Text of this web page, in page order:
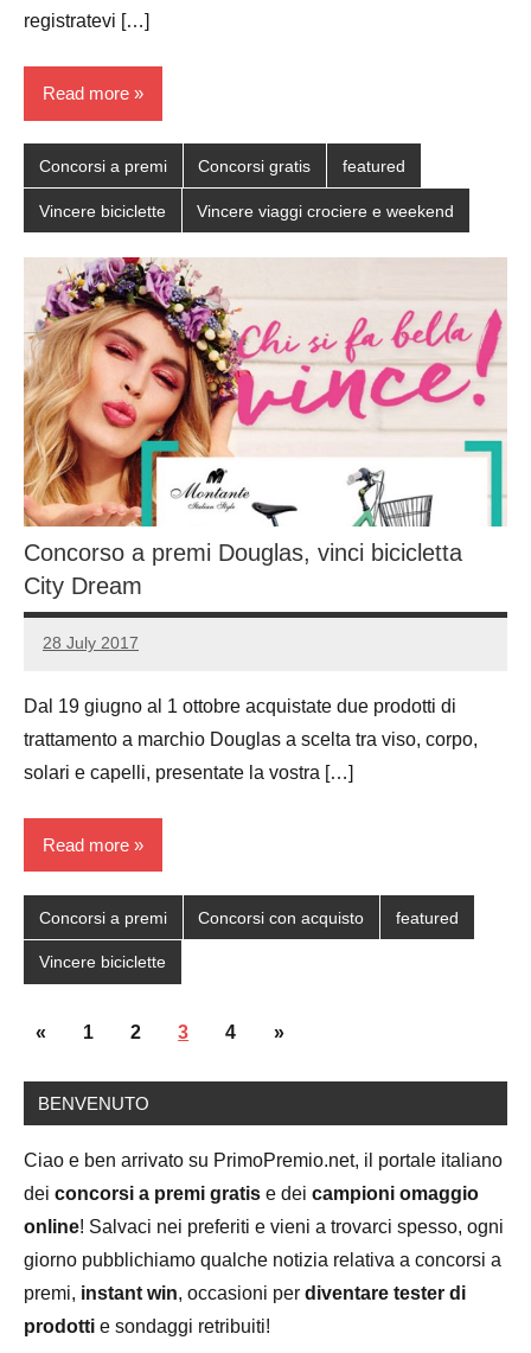
registratevi […]
Read more
Concorsi a premi Concorsi gratis featured
Vincere biciclette Vincere viaggi crociere e weekend
Concorso a premi Douglas, vinci bicicletta
City Dream
28 July 2017
Luca
No
Dal 19 giugno al 1 ottobre acquistate due prodotti di
trattamento a marchio Douglas a scelta tra viso, corpo,
solari e capelli, presentate la vostra […]
Read more
Concorsi a premi Concorsi con acquisto featured
Vincere biciclette
Posts
«Previous
1 2 3 4
Next
»
BENVENUTO
Ciao e ben arrivato su PrimoPremio.net, il portale italiano
dei concorsi a premi gratis e dei campioni omaggio
online! Salvaci nei preferiti e vieni a trovarci spesso, ogni
giorno pubblichiamo qualche notizia relativa a concorsi a
premi, instant win, occasioni per diventare tester di
prodotti e sondaggi retribuiti!